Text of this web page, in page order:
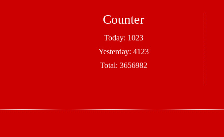
Counter
Today: 1023
Yesterday: 4123
Total: 3656982